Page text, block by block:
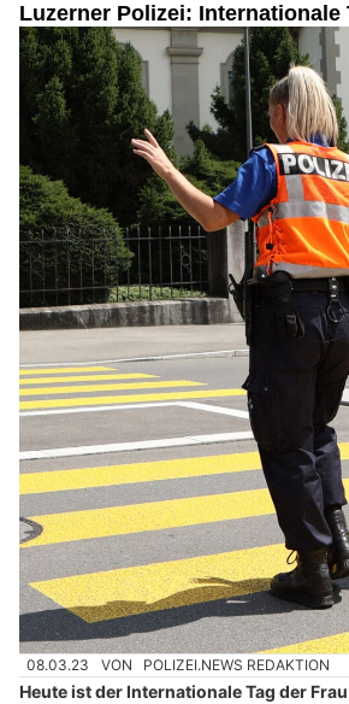
Luzerner Polizei: Internationale
08.03.23 VON POLIZEI.NEWS REDAKTION
Heute ist der Internationale Tag der